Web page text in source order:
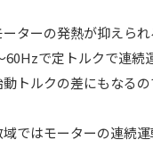
ターの発熱が抑えら
で定トルクで連続
トルクの差にもなる
ではモーターの連続